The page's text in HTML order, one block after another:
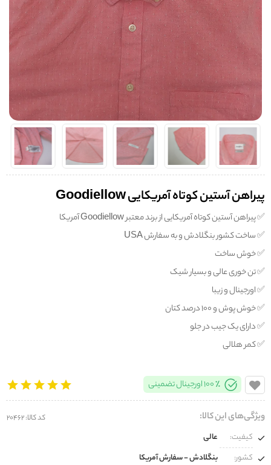
پیراهن آستین کوتاه آمریکایی Goodiellow
✅️ پیراهن آستین کوتاه آمریکایی از برند معتبر Goodiellow آمریکا
✅️ ساخت کشور بنگلادش و به سفارش USA
✅️ خوش ساخت
✅️ تن خوری عالی و بسیار شیک
✅️ اورجینال و زیبا
✅️ خوش پوش و 100 درصد کتان
✅️ دارای یک جیب در جلو
✅️ کمر هلالی
100% اورجینال تضمینی
ویژگی‌های این کالا: کد کالا: 20462
کیفیت:
عالی
کشور:
بنگلادش - سفارش آمریکا